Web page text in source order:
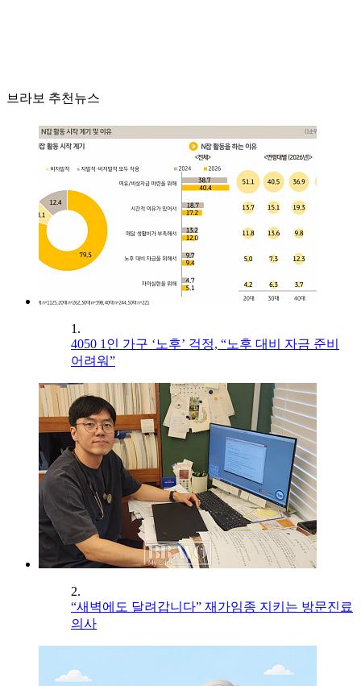
브라보 추천뉴스
1.
4050 1인 가구 ‘노후’ 걱정, “노후 대비 자금 준비
어려워”
2.
“새벽에도 달려갑니다” 재가임종 지키는 방문진료
의사